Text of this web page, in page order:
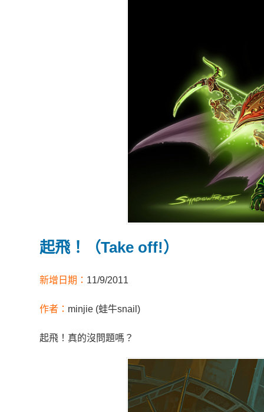
起飛！（Take off!）
新增日期： 11/9/2011
作者： minjie (蛙牛snail)
起飛！真的沒問題嗎？